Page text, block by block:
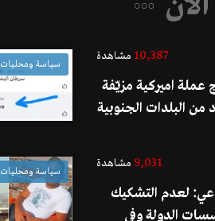
10,387 مشاهدة
عملة اميركية مزيّفة
البلدات الجنوبية
كمين محكم في
سياسة ومحليات
9,031 مشاهدة
لعدم التشكيك
الدولة وفي
سياسة ومحليات